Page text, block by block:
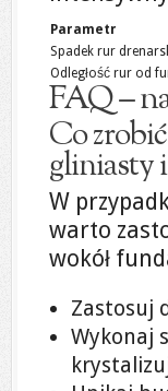
Parametr
Spadek rur
Odległość rur od
FAQ –
Co
gliniasty i
W
warto
wokół
Zastosuj
Wykonaj